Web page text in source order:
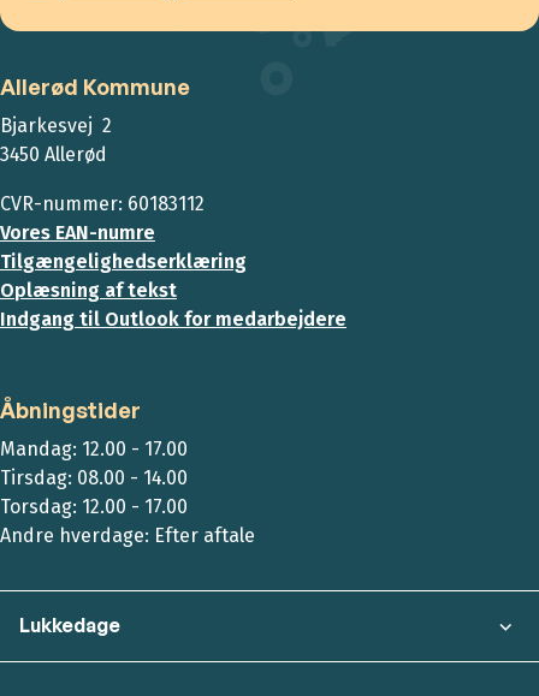
Allerød Kommune
Bjarkesvej 2
3450 Allerød
CVR-nummer: 60183112
Vores EAN-numre
Tilgængelighedserklæring
Oplæsning af tekst
Indgang til Outlook for medarbejdere
Åbningstider
Mandag: 12.00 - 17.00
Tirsdag: 08.00 - 14.00
Torsdag: 12.00 - 17.00
Andre hverdage: Efter aftale
Lukkedage